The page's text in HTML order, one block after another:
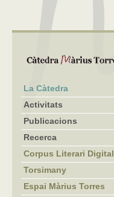
La Càtedra
Activitats
Publicacions
Recerca
Corpus Literari Digital
Torsimany
Espai Màrius Torres